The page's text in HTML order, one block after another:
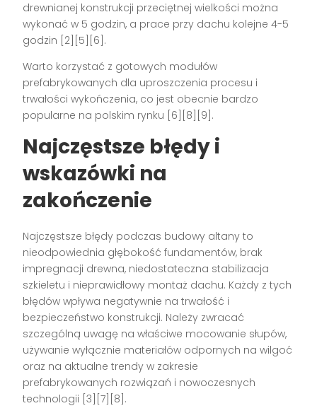
drewnianej konstrukcji przeciętnej wielkości można
wykonać w 5 godzin, a prace przy dachu kolejne 4-5
godzin [2][5][6] .
Warto korzystać z gotowych modułów
prefabrykowanych dla uproszczenia procesu i
trwałości wykończenia, co jest obecnie bardzo
popularne na polskim rynku [6][8][9] .
Najczęstsze błędy i
wskazówki na
zakończenie
Najczęstsze błędy podczas budowy altany to
nieodpowiednia głębokość fundamentów, brak
impregnacji drewna, niedostateczna stabilizacja
szkieletu i nieprawidłowy montaż dachu. Każdy z tych
błędów wpływa negatywnie na trwałość i
bezpieczeństwo konstrukcji. Należy zwracać
szczególną uwagę na właściwe mocowanie słupów,
używanie wyłącznie materiałów odpornych na wilgoć
oraz na aktualne trendy w zakresie
prefabrykowanych rozwiązań i nowoczesnych
technologii [3][7][8] .